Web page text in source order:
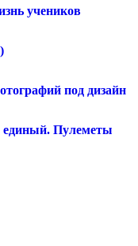
учеников
под дизайн
единый. Пулеметы